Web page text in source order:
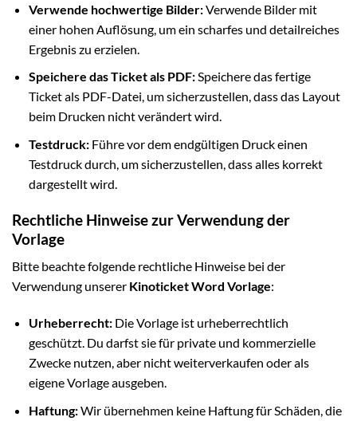
Verwende hochwertige Bilder:Verwende Bilder mit
einer hohen Auflösung, um ein scharfes und detailreiches
Ergebnis zu erzielen.
Speichere das Ticket als PDF:Speichere das fertige
Ticket als PDF-Datei, um sicherzustellen, dass das Layout
beim Drucken nicht verändert wird.
Testdruck:Führe vor dem endgültigen Druck einen
Testdruck durch, um sicherzustellen, dass alles korrekt
dargestellt wird.
Rechtliche Hinweise zur Verwendung der
Vorlage
Bitte beachte folgende rechtliche Hinweise bei der
Verwendung unserer Kinoticket Word Vorlage:
Urheberrecht:Die Vorlage ist urheberrechtlich
geschützt. Du darfst sie für private und kommerzielle
Zwecke nutzen, aber nicht weiterverkaufen oder als
eigene Vorlage ausgeben.
Haftung:Wir übernehmen keine Haftung für Schäden, die